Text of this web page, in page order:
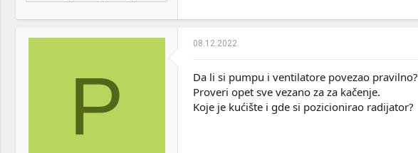
P
08.12.2022.
Da li si pumpu i ventilatore povezao pravilno?
Proveri opet sve vezano za za kačenje.
Koje je kućište i gde si pozicionirao radijator?